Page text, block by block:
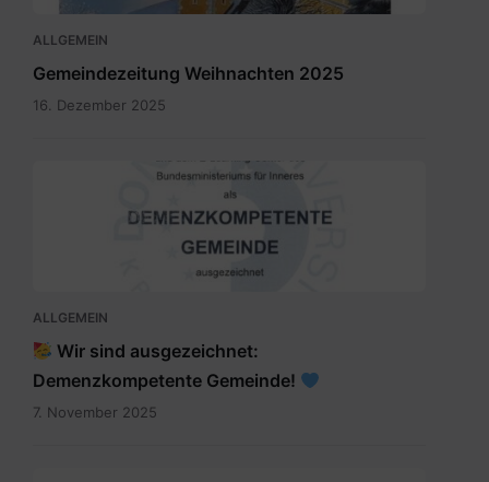
ALLGEMEIN
Gemeindezeitung Weihnachten 2025
16. Dezember 2025
SKM_C300i25110709150.jpg
ALLGEMEIN
Wir sind ausgezeichnet:
Demenzkompetente Gemeinde!
7. November 2025